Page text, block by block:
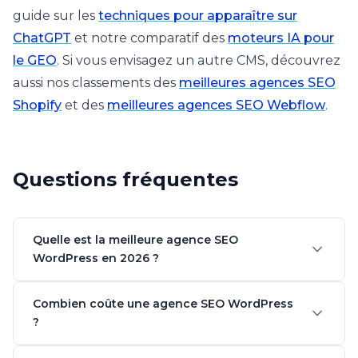
guide sur les techniques pour apparaître sur
ChatGPT et notre comparatif des moteurs IA pour
le GEO. Si vous envisagez un autre CMS, découvrez
aussi nos classements des meilleures agences SEO
Shopify et des meilleures agences SEO Webflow.
Questions fréquentes
Quelle est la meilleure agence SEO
WordPress en 2026 ?
Combien coûte une agence SEO WordPress
?